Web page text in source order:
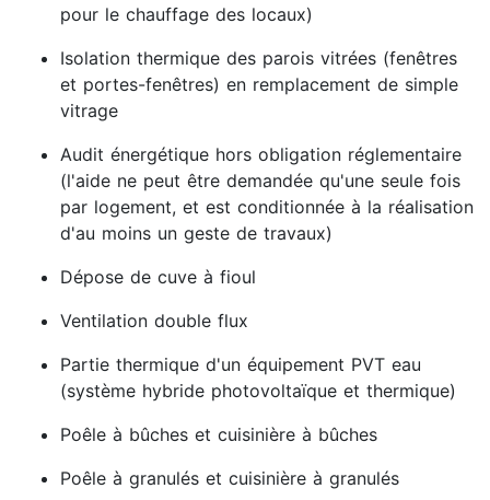
pour le chauffage des locaux)
Isolation thermique des parois vitrées (fenêtres
et portes-fenêtres) en remplacement de simple
vitrage
Audit énergétique hors obligation réglementaire
(l'aide ne peut être demandée qu'une seule fois
par logement, et est conditionnée à la réalisation
d'au moins un geste de travaux)
Dépose de cuve à fioul
Ventilation double flux
Partie thermique d'un équipement PVT eau
(système hybride photovoltaïque et thermique)
Poêle à bûches et cuisinière à bûches
Poêle à granulés et cuisinière à granulés